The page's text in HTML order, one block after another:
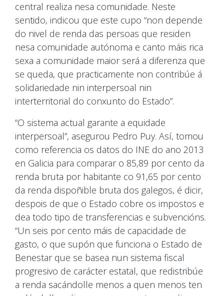
central realiza nesa comunidade. Neste
sentido, indicou que este cupo “non depende
do nivel de renda das persoas que residen
nesa comunidade autónoma e canto máis rica
sexa a comunidade maior será a diferenza que
se queda, que practicamente non contribúe á
solidariedade nin interpersoal nin
interterritorial do conxunto do Estado”.
“O sistema actual garante a equidade
interpersoal”, asegurou Pedro Puy. Así, tomou
como referencia os datos do INE do ano 2013
en Galicia para comparar o 85,89 por cento da
renda bruta por habitante co 91,65 por cento
da renda dispoñible bruta dos galegos, é dicir,
despois de que o Estado cobre os impostos e
dea todo tipo de transferencias e subvencións.
“Un seis por cento máis de capacidade de
gasto, o que supón que funciona o Estado de
Benestar que se basea nun sistema fiscal
progresivo de carácter estatal, que redistribúe
a renda sacándolle menos a quen menos ten